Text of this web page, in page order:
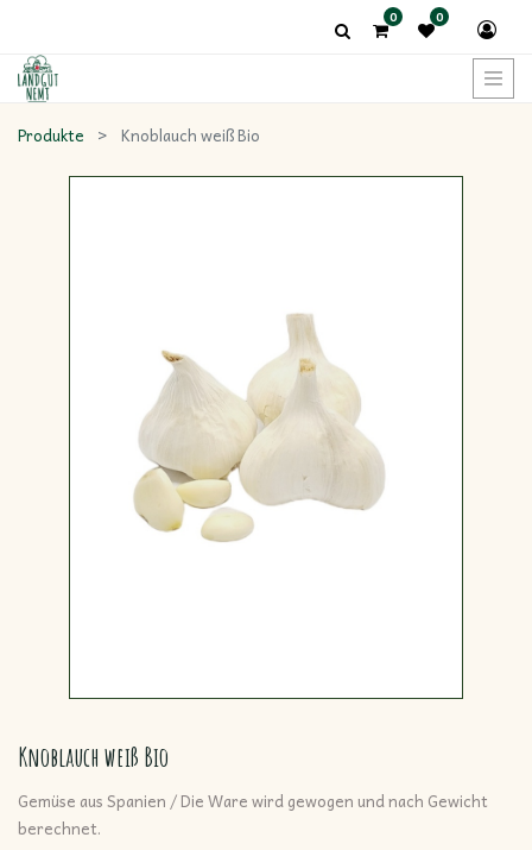
0 0
Produkte Knoblauch weiß Bio
Knoblauch weiß Bio
Gemüse aus Spanien / Die Ware wird gewogen und nach Gewicht
berechnet.